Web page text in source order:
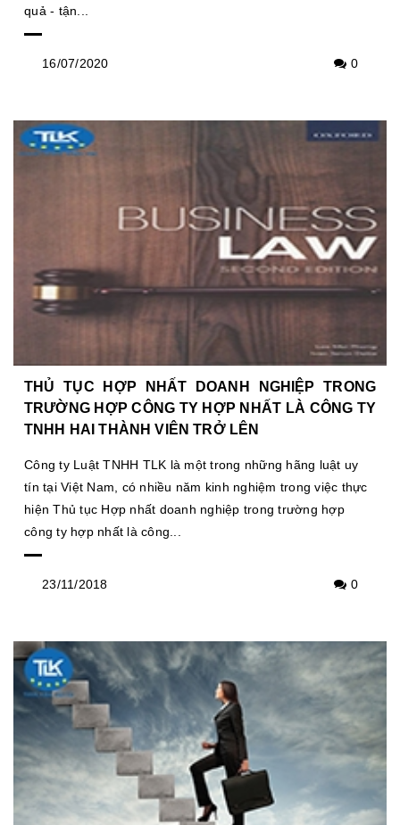
quả - tận...
16/07/2020 0
THỦ TỤC HỢP NHẤT DOANH NGHIỆP TRONG
TRƯỜNG HỢP CÔNG TY HỢP NHẤT LÀ CÔNG TY
TNHH HAI THÀNH VIÊN TRỞ LÊN
Công ty Luật TNHH TLK là một trong những hãng luật uy
tín tại Việt Nam, có nhiều năm kinh nghiệm trong việc thực
hiện Thủ tục Hợp nhất doanh nghiệp trong trường hợp
công ty hợp nhất là công...
23/11/2018 0